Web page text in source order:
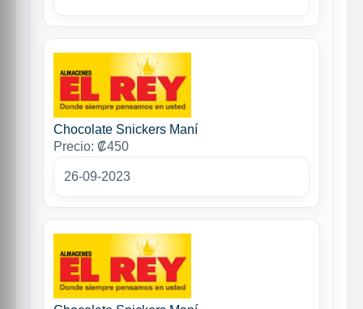
Chocolate Snickers Maní
Precio: ₡450
26-09-2023